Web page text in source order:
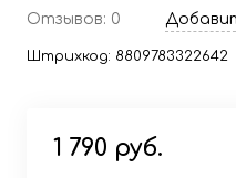
Отзывов: 0
Штрихкод: 8809783322642
1 790 руб.